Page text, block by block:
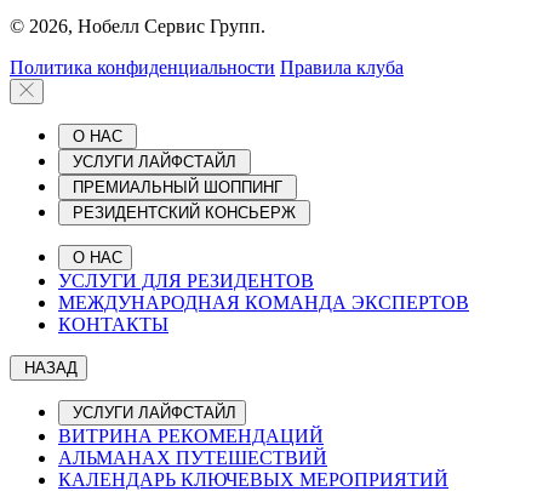
© 2026, Нобелл Сервис Групп.
Политика конфиденциальности Правила клуба
О НАС
УСЛУГИ ЛАЙФСТАЙЛ
ПРЕМИАЛЬНЫЙ ШОППИНГ
РЕЗИДЕНТСКИЙ КОНСЬЕРЖ
О НАС
УСЛУГИ ДЛЯ РЕЗИДЕНТОВ
МЕЖДУНАРОДНАЯ КОМАНДА ЭКСПЕРТОВ
КОНТАКТЫ
НАЗАД
УСЛУГИ ЛАЙФСТАЙЛ
ВИТРИНА РЕКОМЕНДАЦИЙ
АЛЬМАНАХ ПУТЕШЕСТВИЙ
КАЛЕНДАРЬ КЛЮЧЕВЫХ МЕРОПРИЯТИЙ